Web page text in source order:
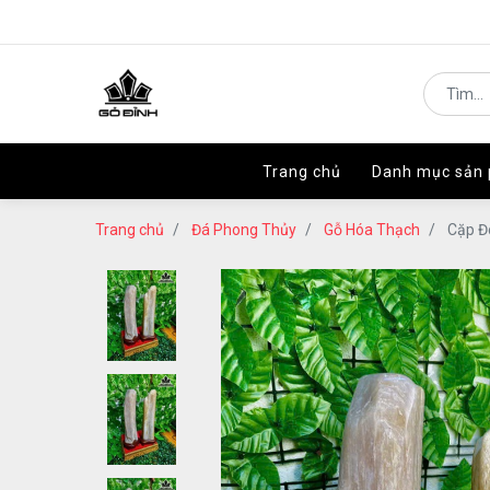
Trang chủ Danh mục sản
Trang chủ Danh mục sản
Trang chủ Đá Phong Thủy Gỗ Hóa Thạch Cặp